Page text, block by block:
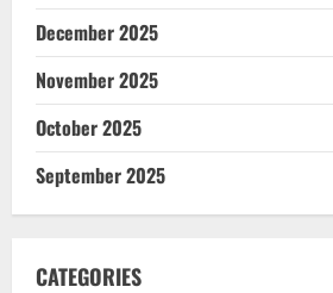
December 2025
November 2025
October 2025
September 2025
CATEGORIES